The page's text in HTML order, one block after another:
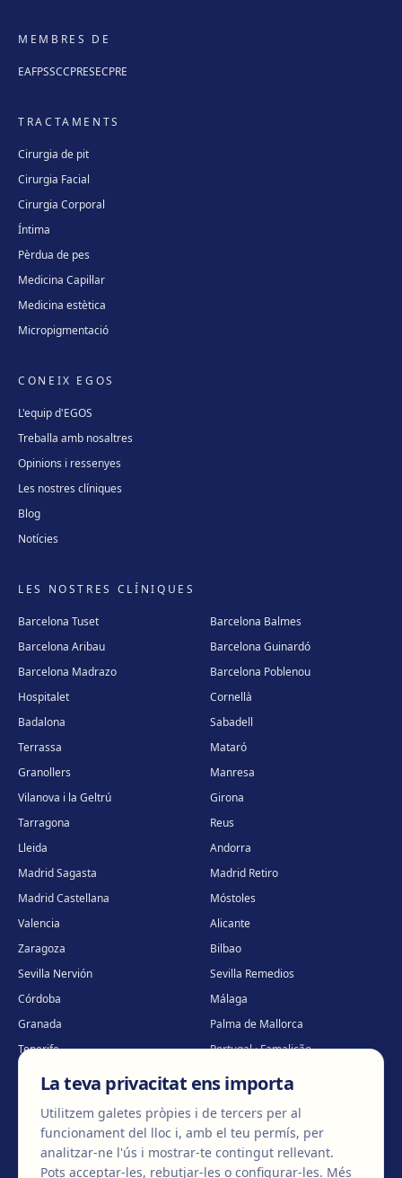
MEMBRES DE
EAFPSSCCPRESECPRE
TRACTAMENTS
Cirurgia de pit
Cirurgia Facial
Cirurgia Corporal
Íntima
Pèrdua de pes
Medicina Capil·lar
Medicina estètica
Micropigmentació
CONEIX EGOS
L'equip d'EGOS
Treballa amb nosaltres
Opinions i ressenyes
Les nostres clíniques
Blog
Notícies
LES NOSTRES CLÍNIQUES
Barcelona Tuset
Barcelona Balmes
Barcelona Aribau
Barcelona Guinardó
Barcelona Madrazo
Barcelona Poblenou
Hospitalet
Cornellà
Badalona
Sabadell
Terrassa
Mataró
Granollers
Manresa
Vilanova i la Geltrú
Girona
Tarragona
Reus
Lleida
Andorra
Madrid Sagasta
Madrid Retiro
Madrid Castellana
Móstoles
Valencia
Alicante
Zaragoza
Bilbao
Sevilla Nervión
Sevilla Remedios
Córdoba
Málaga
Granada
Palma de Mallorca
Tenerife
Portugal · Famalicão
Portugal · Guimarães
Clínica virtual *
La teva privacitat ens importa
Utilitzem galetes pròpies i de tercers per al
funcionament del lloc i, amb el teu permís, per
analitzar-ne l'ús i mostrar-te contingut rellevant.
Pots acceptar-les, rebutjar-les o configurar-les. Més